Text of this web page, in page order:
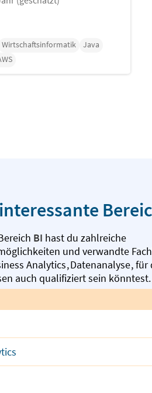
Wirtschaftsinformatik
Java
BI hast du zahlreiche
und verwandte
Analytics,Datenanalyse,für
auch qualifiziert sein könntest.